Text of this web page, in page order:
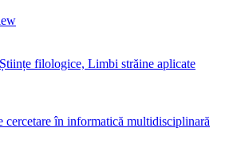
filologice, Limbi străine aplicate
cercetare în informatică multidisciplinară